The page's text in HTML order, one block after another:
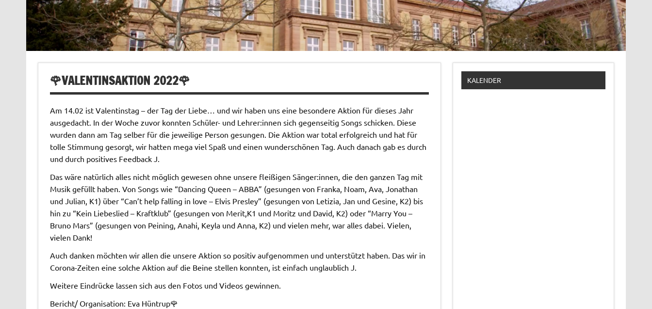
🌹VALENTINSAKTION 2022🌹
Am 14.02 ist Valentinstag – der Tag der Liebe… und wir haben uns eine besondere Aktion für dieses Jahr
ausgedacht. In der Woche zuvor konnten Schüler- und Lehrer:innen sich gegenseitig Songs schicken. Diese
wurden dann am Tag selber für die jeweilige Person gesungen. Die Aktion war total erfolgreich und hat für
tolle Stimmung gesorgt, wir hatten mega viel Spaß und einen wunderschönen Tag. Auch danach gab es durch
und durch positives Feedback J.
Das wäre natürlich alles nicht möglich gewesen ohne unsere fleißigen Sänger:innen, die den ganzen Tag mit
Musik gefüllt haben. Von Songs wie “Dancing Queen – ABBA” (gesungen von Franka, Noam, Ava, Jonathan
und Julian, K1) über “Can’t help falling in love – Elvis Presley” (gesungen von Letizia, Jan und Gesine, K2) bis
hin zu “Kein Liebeslied – Kraftklub” (gesungen von Merit,K1 und Moritz und David, K2) oder “Marry You –
Bruno Mars” (gesungen von Peining, Anahi, Keyla und Anna, K2) und vielen mehr, war alles dabei. Vielen,
vielen Dank!
Auch danken möchten wir allen die unsere Aktion so positiv aufgenommen und unterstützt haben. Das wir in
Corona-Zeiten eine solche Aktion auf die Beine stellen konnten, ist einfach unglaublich J.
Weitere Eindrücke lassen sich aus den Fotos und Videos gewinnen.
Bericht/ Organisation: Eva Hüntrup🌹
KALENDER